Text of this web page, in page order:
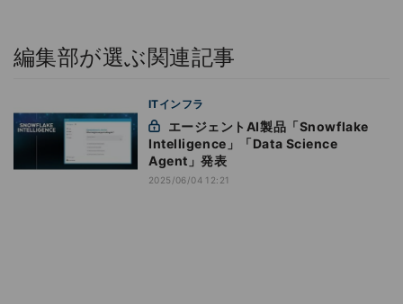
編集部が選ぶ関連記事
ITインフラ
Intelligence」「Data Science
Agent」発表
2025/06/04 12:21